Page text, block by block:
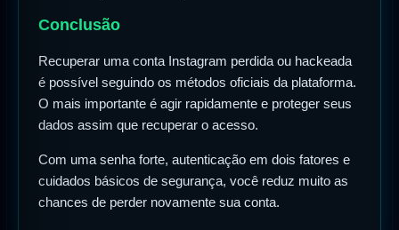
Conclusão
Recuperar uma conta Instagram perdida ou hackeada
é possível seguindo os métodos oficiais da plataforma.
O mais importante é agir rapidamente e proteger seus
dados assim que recuperar o acesso.
Com uma senha forte, autenticação em dois fatores e
cuidados básicos de segurança, você reduz muito as
chances de perder novamente sua conta.